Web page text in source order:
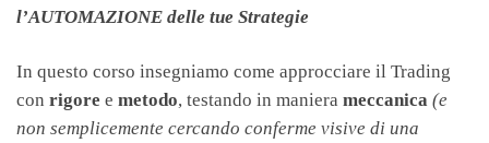
l’AUTOMAZIONE delle tue Strategie
In questo corso insegniamo come approcciare il Trading
con rigore e metodo, testando in maniera meccanica (e
non semplicemente cercando conferme visive di una